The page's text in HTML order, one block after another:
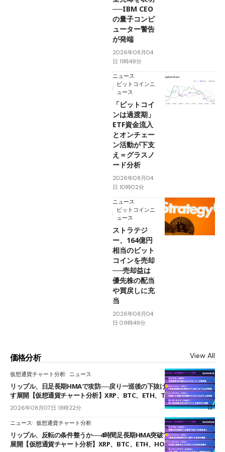
──IBM CEO
の量子コンピ
ューター警告
が発端
2026年08月04
日 11時49分
ニュース
ビットコインニ
ュース
「ビットコイ
ンは過渡期」
ETF資金流入
とオンチェー
ン活動が下支
え＝グラスノ
ード分析
2026年08月04
日 10時02分
ニュース
ビットコインニ
ュース
ストラテジ
ー、164億円
相当のビット
コインを売却
──売却益は
優先株の配当
や買戻しに充
当
2026年08月04
日 09時49分
価格分析 View All
仮想通貨チャート分析 ニュース
リップル、日足長期HMAで攻防──戻り一巡後の下抜けで0.95ドルを試
す展開【仮想通貨チャート分析】XRP、BTC、ETH、TAKE
2026年08月07日 18時22分
ニュース 仮想通貨チャート分析
リップル、反転の条件整うか──4時間足長期HMA突破で雲下端を目指す
展開【仮想通貨チャート分析】XRP、BTC、ETH、HOME